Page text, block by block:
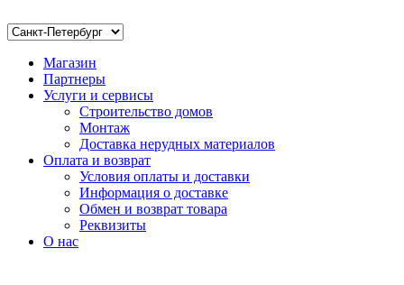
Магазин
Партнеры
Услуги и сервисы
Строительство домов
Монтаж
Доставка нерудных материалов
Оплата и возврат
Условия оплаты и доставки
Информация о доставке
Обмен и возврат товара
Реквизиты
О нас